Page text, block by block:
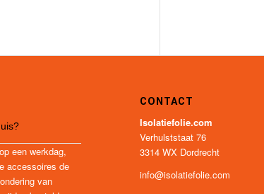
een werkdag,
accessoires de
van
CONTACT
Isolatiefolie.com
Verhulststaat 76
3314 WX Dordrecht
info@isolatiefolie.com